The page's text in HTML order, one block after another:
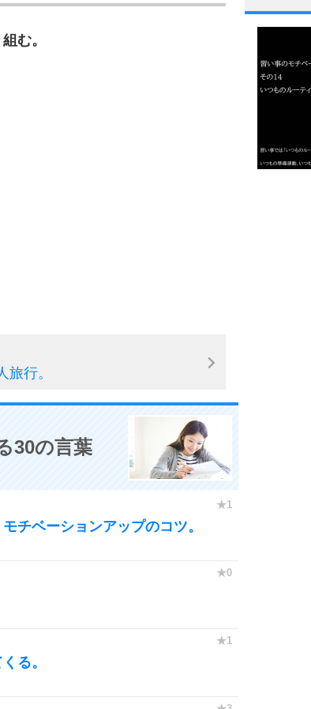
む。
行。
30の言葉
チベーションアップのコツ。
る。
1
3